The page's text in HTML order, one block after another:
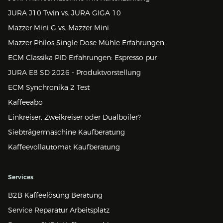
JURA J10 Twin vs. JURA GIGA 10
Mazzer Mini G vs. Mazzer Mini
Mazzer Philos Single Dose Mühle Erfahrungen
ECM Classika PID Erfahrungen: Espresso pur
JURA E8 SD 2026 - Produktvorstellung
ECM Synchronika 2 Test
Kaffeeabo
Einkreiser, Zweikreiser oder Dualboiler?
Siebträgermaschine Kaufberatung
Kaffeevollautomat Kaufberatung
Services
B2B Kaffeelösung Beratung
Service Reparatur Arbeitsplatz